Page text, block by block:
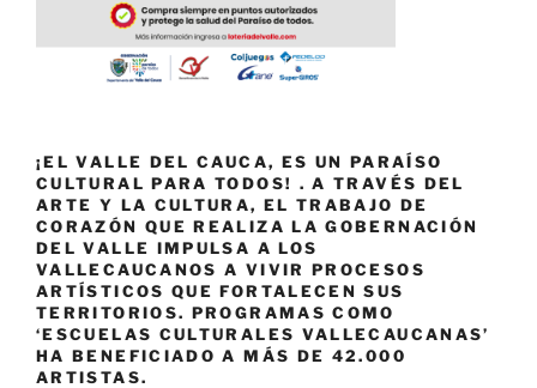
¡EL VALLE DEL CAUCA, ES UN PARAÍSO
CULTURAL PARA TODOS! . A TRAVÉS DEL
ARTE Y LA CULTURA, EL TRABAJO DE
CORAZÓN QUE REALIZA LA GOBERNACIÓN
DEL VALLE IMPULSA A LOS
VALLECAUCANOS A VIVIR PROCESOS
ARTÍSTICOS QUE FORTALECEN SUS
TERRITORIOS. PROGRAMAS COMO
‘ESCUELAS CULTURALES VALLECAUCANAS’
HA BENEFICIADO A MÁS DE 42.000
ARTISTAS.